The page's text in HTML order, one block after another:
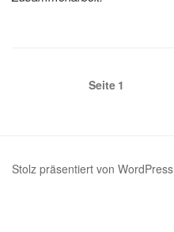
Seitennummerierung
Seite1
Stolz präsentiert von WordPress